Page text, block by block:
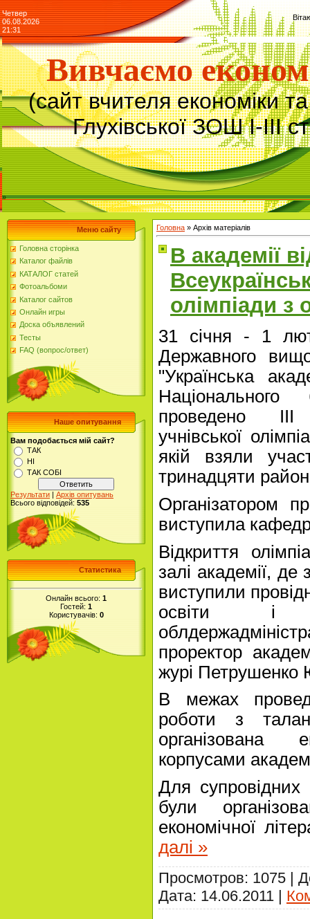
Четвер
06.08.2026
21:31
Вивчаємо
(сайт вчителя економіки
Глухівської ЗОШ І-ІІІ
»
Меню сайту
Головна сторінка
Каталог файлів
КАТАЛОГ статей
Фотоальбоми
Каталог сайтов
Онлайн игры
Доска объявлений
Тесты
FAQ (вопрос/ответ)
Наше опитування
Вам подобається мій сайт?
ТАК
НІ
ТАК СОБІ
Результати | Архів опитувань
Всього відповідей: 535
Статистика
Онлайн всього: 1
Гостей: 1
Користувачів: 0
Головна » Архів матеріалів
В академії
олімпіади з
31 січня - 1
Державного
"Українська
проведено ІІІ
учнівської
якій взяли
тринадцяти
Організатором
виступила
Відкриття
залі академії,
виступили
освіти і
проректор
журі
В межах
роботи з
організована
корпусами
Для супровідних
були
економічної
далі »
Просмотров: 1075 |
Дата: 14.06.2011 |